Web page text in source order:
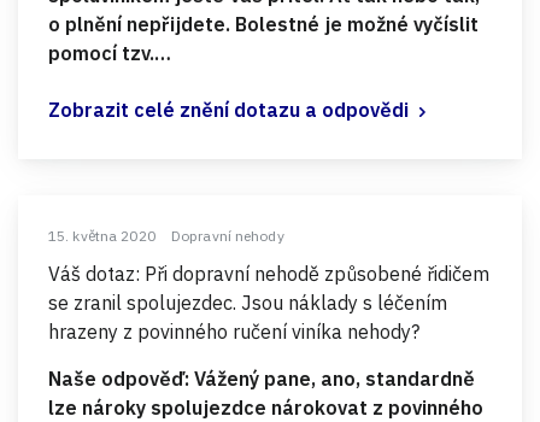
o plnění nepřijdete. Bolestné je možné vyčíslit
pomocí tzv.…
Zobrazit celé znění dotazu a odpovědi
15. května 2020 Dopravní nehody
Váš dotaz: Při dopravní nehodě způsobené řidičem
se zranil spolujezdec. Jsou náklady s léčením
hrazeny z povinného ručení viníka nehody?
Naše odpověď: Vážený pane, ano, standardně
lze nároky spolujezdce nárokovat z povinného